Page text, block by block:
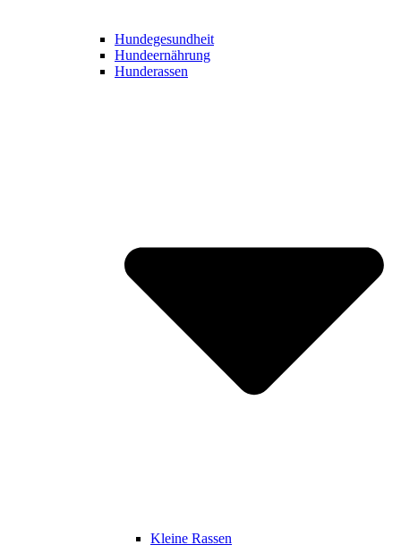
Hundegesundheit
Hundeernährung
Hunderassen
Kleine Rassen